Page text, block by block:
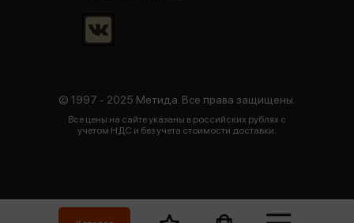
© 1997 - 2025 Метида. Все права защищены.
Все цены на сайте указаны в российских рублях с
учетом НДС и без учета стоимости доставки.